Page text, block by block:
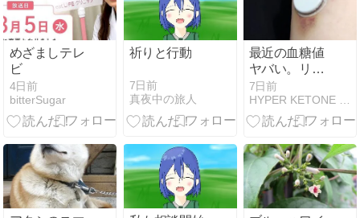
めざましテレ
ビ
4日前
bitterSugar
祈りと行動
7日前
真夜中の旅人
最近の血糖値
ヤバい。リブ
レ流血で装着
位置を考えて
みる。
7日前